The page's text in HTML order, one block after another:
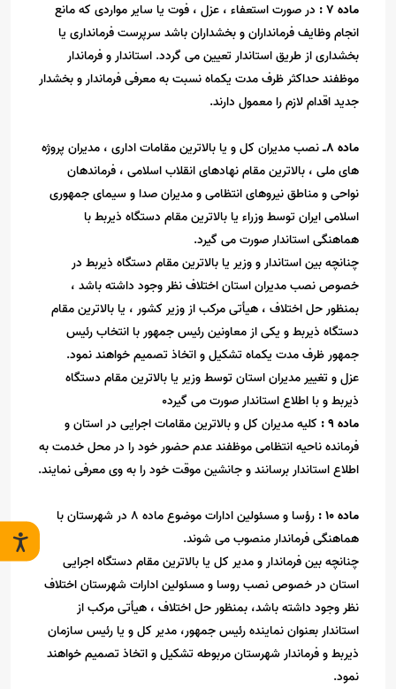
ماده 7
: در صورت استعفاء ، عزل ، فوت یا سایر مواردی که مانع
انجام وظایف فرمانداران و بخشداران باشد سرپرست فرمانداری یا
بخشداری از طریق استاندار تعیین می گردد. استاندار و فرماندار
موظفند حداکثر ظرف مدت یکماه نسبت به معرفی فرماندار و بخشدار
جدید اقدام لازم را معمول دارند.
ماده 8ـ
نصب مدیران کل و یا بالاترین مقامات اداری ، مدیران پروژه
های ملی ، بالاترین مقام نهادهای انقلاب اسلامی ، فرماندهان
نواحی و مناطق نیروهای انتظامی و مدیران صدا و سیمای جمهوری
اسلامی ایران توسط وزراء یا بالاترین مقام دستگاه ذیربط با
هماهنگی استاندار صورت می گیرد.
چنانچه بین استاندار و وزیر یا بالاترین مقام دستگاه ذیربط در
خصوص نصب مدیران استان اختلاف نظر وجود داشته باشد ،
بمنظور حل اختلاف ، هیأتی مرکب از وزیر کشور ، یا بالاترین مقام
دستگاه ذیربط و یکی از معاونین رئیس جمهور با انتخاب رئیس
جمهور ظرف مدت یکماه تشکیل و اتخاذ تصمیم خواهند نمود.
عزل و تغییر مدیران استان توسط وزیر یا بالاترین مقام دستگاه
ذیربط و با اطلاع استاندار صورت می گیرد0
ماده 9
: کلیه مدیران کل و بالاترین مقامات اجرایی در استان و
فرمانده ناحیه انتظامی موظفند عدم حضور خود را در محل خدمت به
اطلاع استاندار برسانند و جانشین موقت خود را به وی معرفی نمایند.
ماده10
: رؤسا و مسئولین ادارات موضوع ماده 8 در شهرستان با
هماهنگی فرماندار منصوب می شوند.
چنانچه بین فرماندار و مدیر کل یا بالاترین مقام دستگاه اجرایی
استان در خصوص نصب روسا و مسئولین ادارات شهرستان اختلاف
نظر وجود داشته باشد، بمنظور حل اختلاف ، هیأتی مرکب از
استاندار بعنوان نماینده رئیس جمهور، مدیر کل و یا رئیس سازمان
ذیربط و فرماندار شهرستان مربوطه تشکیل و اتخاذ تصمیم خواهند
نمود.